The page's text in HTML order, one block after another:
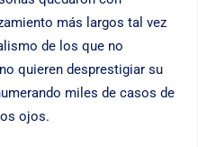
más largos tal vez
de los que no
quieren desprestigiar su
miles de casos de
ojos.